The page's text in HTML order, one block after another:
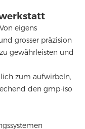
eigens
grosser präzision
gewährleisten und
zum aufwirbeln,
den gmp-iso